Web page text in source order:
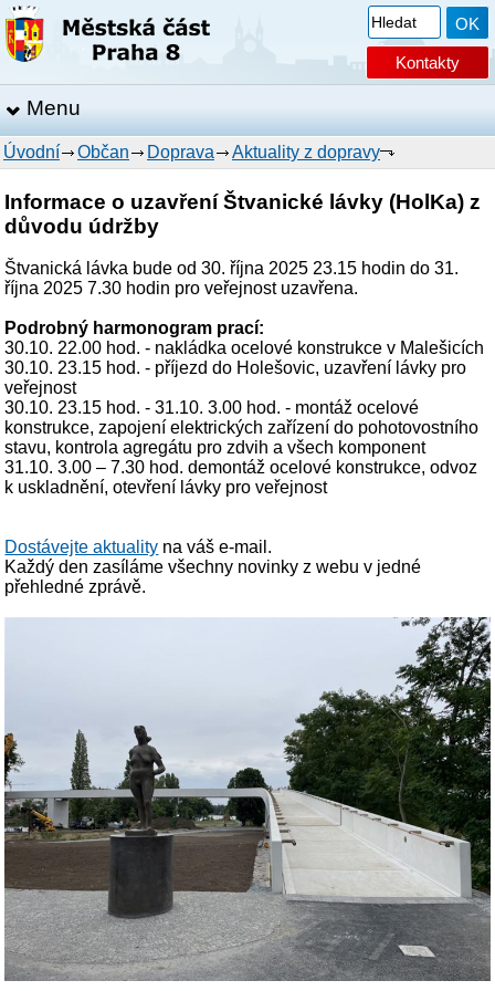
Kontakty
Menu
Úvodní Občan Doprava Aktuality z dopravy
Informace o uzavření Štvanické lávky (HolKa) z
důvodu údržby
Štvanická lávka bude od 30. října 2025 23.15 hodin do 31.
října 2025 7.30 hodin pro veřejnost uzavřena.
Podrobný harmonogram prací:
30.10. 22.00 hod. - nakládka ocelové konstrukce v Malešicích
30.10. 23.15 hod. - příjezd do Holešovic, uzavření lávky pro
veřejnost
30.10. 23.15 hod. - 31.10. 3.00 hod. - montáž ocelové
konstrukce, zapojení elektrických zařízení do pohotovostního
stavu, kontrola agregátu pro zdvih a všech komponent
31.10. 3.00 – 7.30 hod. demontáž ocelové konstrukce, odvoz
k uskladnění, otevření lávky pro veřejnost
Dostávejte aktuality na váš e-mail.
Každý den zasíláme všechny novinky z webu v jedné
přehledné zprávě.